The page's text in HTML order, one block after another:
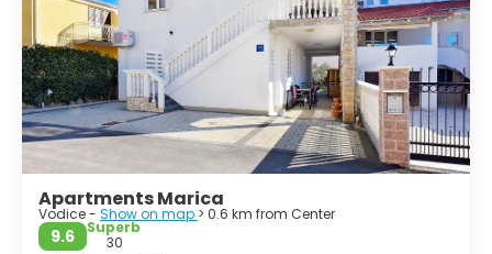
Apartments Marica
Vodice - Show on map > 0.6 km from Center
9.6
Superb
30